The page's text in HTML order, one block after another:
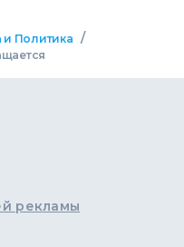
и Политика /
рекламы